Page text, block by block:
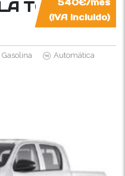
540€/mes
(IVA incluido)
TOURING
Gasolina Automática